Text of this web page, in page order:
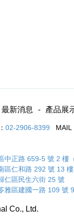
最新消息 產品展
02-2906-8399 MAIL
正路 659-5 號 2 樓
仁和路 292 號 13 樓
仁區民生六街 25 號
區建國一路 109 號
Co., Ltd.